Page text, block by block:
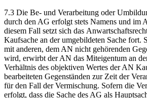
7.3 Die Be- und Verarbeitung oder
durch den AG erfolgt stets Namens und im
diesem Fall setzt sich das
Kaufsache an der umgebildeten Sache fort.
mit anderen, dem AN nicht gehörenden
wird, erwirbt der AN das Miteigentum an
Verhältnis des objektiven Wertes der AN
bearbeiteten Gegenständen zur Zeit der
für den Fall der Vermischung. Sofern die
erfolgt, dass die Sache des AG als